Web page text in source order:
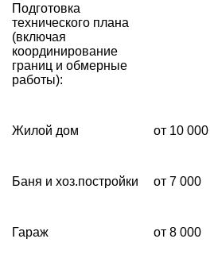
Подготовка
технического плана
(включая
координирование
границ и обмерные
работы):
Жилой дом от 10 000
Баня и хоз.постройки от 7 000
Гараж от 8 000